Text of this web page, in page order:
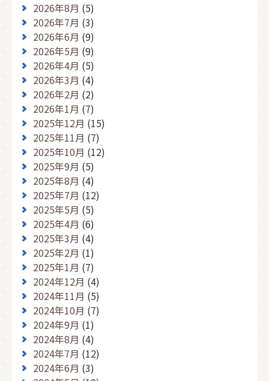
2026年8月 (5)
2026年7月 (3)
2026年6月 (9)
2026年5月 (9)
2026年4月 (5)
2026年3月 (4)
2026年2月 (2)
2026年1月 (7)
2025年12月 (15)
2025年11月 (7)
2025年10月 (12)
2025年9月 (5)
2025年8月 (4)
2025年7月 (12)
2025年5月 (5)
2025年4月 (6)
2025年3月 (4)
2025年2月 (1)
2025年1月 (7)
2024年12月 (4)
2024年11月 (5)
2024年10月 (7)
2024年9月 (1)
2024年8月 (4)
2024年7月 (12)
2024年6月 (3)